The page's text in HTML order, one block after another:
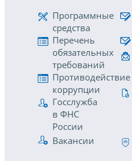
Программные
средства
Перечень
обязательных
требований
Противодействие
коррупции
Госслужба
в ФНС
России
Вакансии